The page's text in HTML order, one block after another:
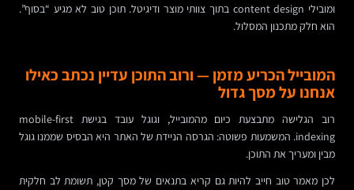
ומובילי content design בתוך צוותי מוצר ודיגיטל. תוכן טוב לא מגיע “בסוף”.
הוא חלק מתכנון המסלול.
המובייל הכריע מזמן — ורוב התוכן עדיין נכתב כאילו
אנחנו על מסך גדול
רוב הגלישה מתבצעת כיום מהמובייל, וגוגל עובד בגישת mobile-first
indexing. המשמעות פשוטה: הגרסה הניידת של האתר היא הבסיס שממנו גוגל
מבין ומעריך את התוכן.
לכן מאמר טוב חייב להיות גם קריא בתנאים של מסך קטן, תשומת לב חלקית